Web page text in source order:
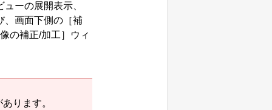
ューの展開表示、
、画面下側の［補
の補正/加工］ウィ
ります。